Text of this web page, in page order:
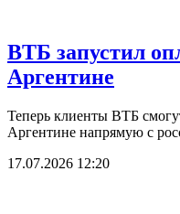
ВТБ запустил
Аргентине
Теперь клиенты ВТБ
Аргентине напрямую с
17.07.2026 12:20